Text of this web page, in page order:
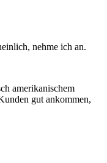
nehme ich an.
amerikanischem
gut ankommen,